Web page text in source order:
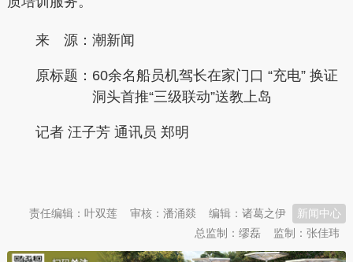
来 源：潮新闻
原标题： 60余名船员机驾长在家门口 “充电” 换证
洞头首推“三级联动”送教上岛
记者 汪子芳 通讯员 郑明
新闻中心
编辑：诸葛之伊
审核：潘涌燚
责任编辑：叶双莲
监制：张佳玮
总监制：缪磊